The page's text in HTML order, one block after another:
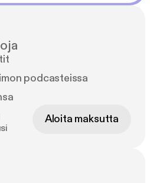
podcasteissa
Aloita maksutta